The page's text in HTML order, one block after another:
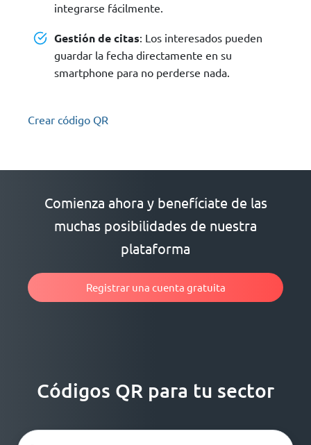
integrarse fácilmente.
Gestión de citas: Los interesados pueden
guardar la fecha directamente en su
smartphone para no perderse nada.
Crear código QR
Comienza ahora y benefíciate de las
muchas posibilidades de nuestra
plataforma
Registrar una cuenta gratuita
Códigos QR para tu sector